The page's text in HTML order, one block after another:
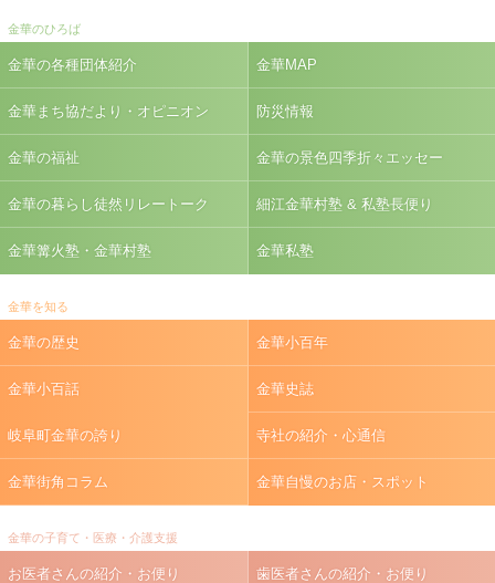
金華のひろば
金華の各種団体紹介 金華MAP
金華まち協だより・オピニオン 防災情報
金華の福祉 金華の景色四季折々エッセー
金華の暮らし徒然リレートーク 細江金華村塾 & 私塾長便り
金華篝火塾・金華村塾 金華私塾
金華を知る
金華の歴史 金華小百年
金華小百話 金華史誌
岐阜町金華の誇り 寺社の紹介・心通信
金華街角コラム 金華自慢のお店・スポット
金華の子育て・医療・介護支援
お医者さんの紹介・お便り 歯医者さんの紹介・お便り